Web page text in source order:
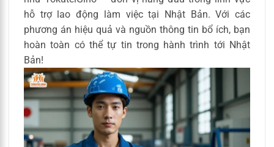
hỗ trợ lao động làm việc tại Nhật Bản. Với các
phương án hiệu quả và nguồn thông tin bổ ích, bạn
hoàn toàn có thể tự tin trong hành trình tới Nhật
Bản!